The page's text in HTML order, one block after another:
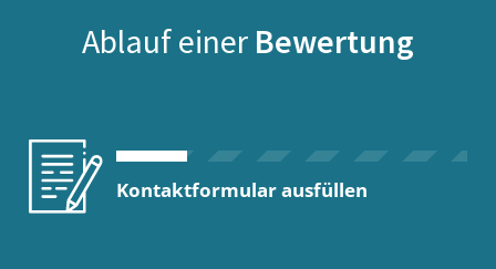
Ablauf einer Bewertung
Kontaktformular ausfüllen